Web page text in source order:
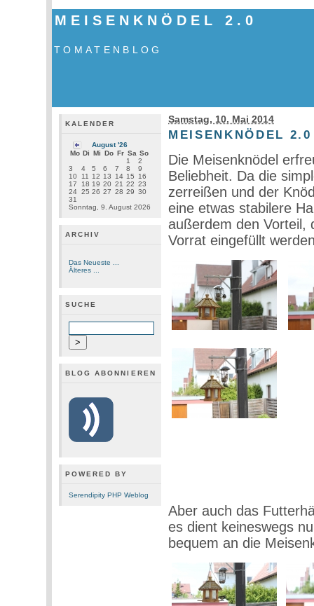
MEISENKNÖDEL 2.0
TOMATENBLOG
KALENDER
August '26
Mo Di Mi Do Fr Sa So
Sonntag, 9. August 2026
1
2
3
4 5 6 7 8
9
10 11 12 13 14 15 16
17
18 19 20 21 22 23
24 25 26 27 28 29 30
31
ARCHIV
Das Neueste ...
Älteres ...
SUCHE
BLOG ABONNIEREN
POWERED BY
Serendipity PHP Weblog
Samstag, 10. Mai 2014
MEISENKNÖDEL 2.0
Die Meisenknödel
Beliebheit. Da die
zerreißen und der
eine etwas stabilere
außerdem den Vorteil,
Vorrat eingefüllt
Aber auch das
es dient keineswegs
bequem an die